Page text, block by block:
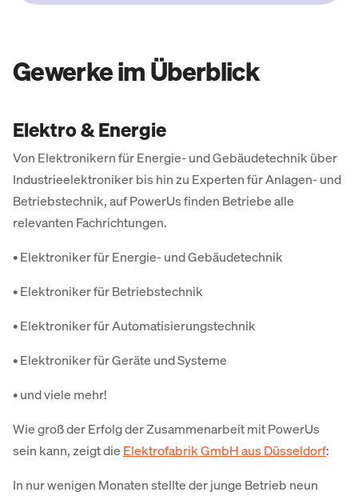
Gewerke im Überblick
Elektro & Energie
Von Elektronikern für Energie- und Gebäudetechnik über
Industrieelektroniker bis hin zu Experten für Anlagen- und
Betriebstechnik, auf PowerUs finden Betriebe alle
relevanten Fachrichtungen.
• Elektroniker für Energie- und Gebäudetechnik
• Elektroniker für Betriebstechnik
• Elektroniker für Automatisierungstechnik
• Elektroniker für Geräte und Systeme
• und viele mehr!
Wie groß der Erfolg der Zusammenarbeit mit PowerUs
sein kann, zeigt die Elektrofabrik GmbH aus Düsseldorf:
In nur wenigen Monaten stellte der junge Betrieb neun